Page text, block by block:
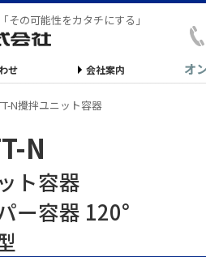
の可能性をカタチにする」
せ 会社案内 オ
N攪拌ユニット容器
N
ト容器
ー容器 120°